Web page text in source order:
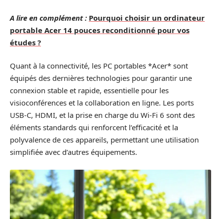
A lire en complément : Pourquoi choisir un ordinateur
portable Acer 14 pouces reconditionné pour vos
études ?
Quant à la connectivité, les PC portables *Acer* sont
équipés des dernières technologies pour garantir une
connexion stable et rapide, essentielle pour les
visioconférences et la collaboration en ligne. Les ports
USB-C, HDMI, et la prise en charge du Wi-Fi 6 sont des
éléments standards qui renforcent l’efficacité et la
polyvalence de ces appareils, permettant une utilisation
simplifiée avec d’autres équipements.